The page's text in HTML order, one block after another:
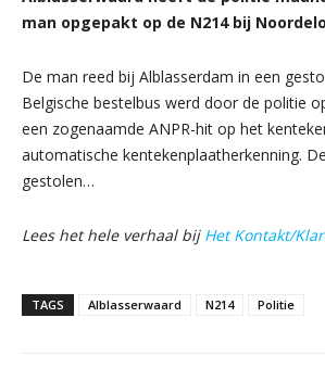
man opgepakt op de N214 bij
De man reed bij Alblasserdam in een
Belgische bestelbus werd door de politie
een zogenaamde ANPR-hit op het
automatische kentekenplaatherkenning.
gestolen…
Lees het hele verhaal bij Het Kontakt/
TAGS Alblasserwaard N214 Politie